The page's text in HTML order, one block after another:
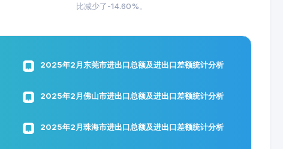
比减少了-14.60%。
2025年2月东莞市进出口总额及进出口差额统计分析
2025年2月佛山市进出口总额及进出口差额统计分析
2025年2月珠海市进出口总额及进出口差额统计分析